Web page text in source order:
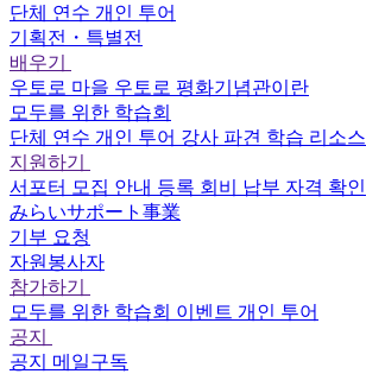
단체 연수 개인 투어
기획전・특별전
배우기
우토로 마을 우토로 평화기념관이란
모두를 위한 학습회
단체 연수 개인 투어 강사 파견 학습 리소스
지원하기
서포터 모집 안내 등록 회비 납부 자격 확인
みらいサポート事業
기부 요청
자원봉사자
참가하기
모두를 위한 학습회 이벤트 개인 투어
공지
공지 메일구독